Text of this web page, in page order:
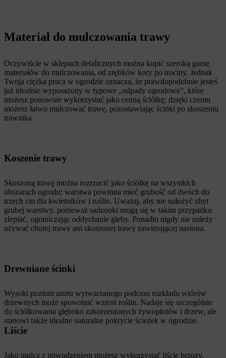
Materiał do mulczowania trawy
Oczywiście w sklepach detalicznych można kupić szeroką gamę
materiałów do mulczowania, od zrębków kory po trociny. Jednak
Twoja ciężka praca w ogrodzie oznacza, że prawdopodobnie jesteś
już idealnie wyposażony w typowe „odpady ogrodowe”, które
możesz ponownie wykorzystać jako cenną ściółkę; dzięki czemu
możesz łatwo mulczować trawę, pozostawiając ścinki po skoszeniu
trawnika.
Koszenie trawy
Skoszoną trawę można rozrzucić jako ściółkę na wszystkich
obszarach ogrodu; warstwa powinna mieć grubość od dwóch do
trzech cm dla kwietników i roślin. Uważaj, aby nie nałożyć zbyt
grubej warstwy, ponieważ sadzonki mogą się w takim przypadku
zlepiać, ograniczając oddychanie gleby. Ponadto nigdy nie należy
używać chorej trawy ani skoszonej trawy zawierającej nasiona.
Drewniane ścinki
Wysoki poziom azotu wytwarzanego podczas rozkładu wiórów
drzewnych może spowolnić wzrost roślin. Nadaje się szczególnie
do ściółkowania głęboko zakorzenionych żywopłotów i drzew, ale
stanowi także idealne naturalne pokrycie ścieżek w ogrodzie.
Liście
Jako mulcz z powodzeniem możesz wykorzystać liście brzozy,